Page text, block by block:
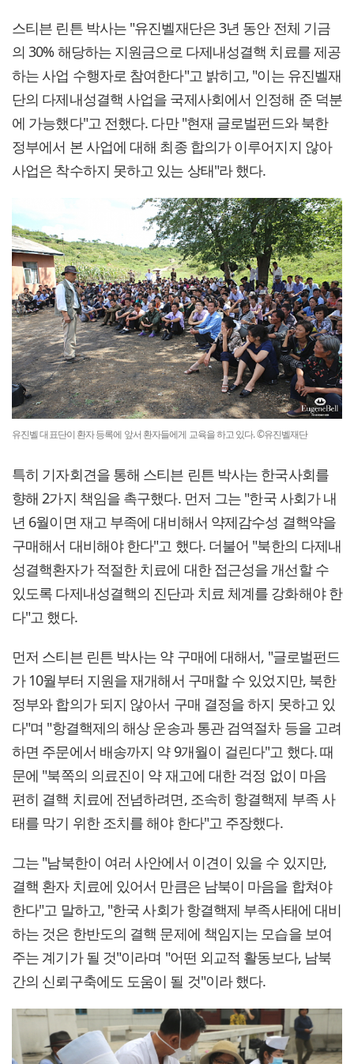
스티븐 린튼 박사는 "유진벨재단은 3년 동안 전체 기금
의 30% 해당하는 지원금으로 다제내성결핵 치료를 제공
하는 사업 수행자로 참여한다"고 밝히고, "이는 유진벨재
단의 다제내성결핵 사업을 국제사회에서 인정해 준 덕분
에 가능했다"고 전했다. 다만 "현재 글로벌펀드와 북한
정부에서 본 사업에 대해 최종 합의가 이루어지지 않아
사업은 착수하지 못하고 있는 상태"라 했다.
유진벨 대표단이 환자 등록에 앞서 환자들에게 교육을 하고 있다. ©유진벨재단
특히 기자회견을 통해 스티븐 린튼 박사는 한국사회를
향해 2가지 책임을 촉구했다. 먼저 그는 "한국 사회가 내
년 6월이면 재고 부족에 대비해서 약제감수성 결핵약을
구매해서 대비해야 한다"고 했다. 더불어 "북한의 다제내
성결핵환자가 적절한 치료에 대한 접근성을 개선할 수
있도록 다제내성결핵의 진단과 치료 체계를 강화해야 한
다"고 했다.
먼저 스티븐 린튼 박사는 약 구매에 대해서, "글로벌펀드
가 10월부터 지원을 재개해서 구매할 수 있었지만, 북한
정부와 합의가 되지 않아서 구매 결정을 하지 못하고 있
다"며 "항결핵제의 해상 운송과 통관 검역절차 등을 고려
하면 주문에서 배송까지 약 9개월이 걸린다"고 했다. 때
문에 "북쪽의 의료진이 약 재고에 대한 걱정 없이 마음
편히 결핵 치료에 전념하려면, 조속히 항결핵제 부족 사
태를 막기 위한 조치를 해야 한다"고 주장했다.
그는 "남북한이 여러 사안에서 이견이 있을 수 있지만,
결핵 환자 치료에 있어서 만큼은 남북이 마음을 합쳐야
한다"고 말하고, "한국 사회가 항결핵제 부족사태에 대비
하는 것은 한반도의 결핵 문제에 책임지는 모습을 보여
주는 계기가 될 것"이라며 "어떤 외교적 활동보다, 남북
간의 신뢰구축에도 도움이 될 것"이라 했다.